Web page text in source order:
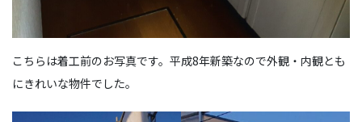
こちらは着工前のお写真です。平成8年新築なので外観・内観とも
にきれいな物件でした。